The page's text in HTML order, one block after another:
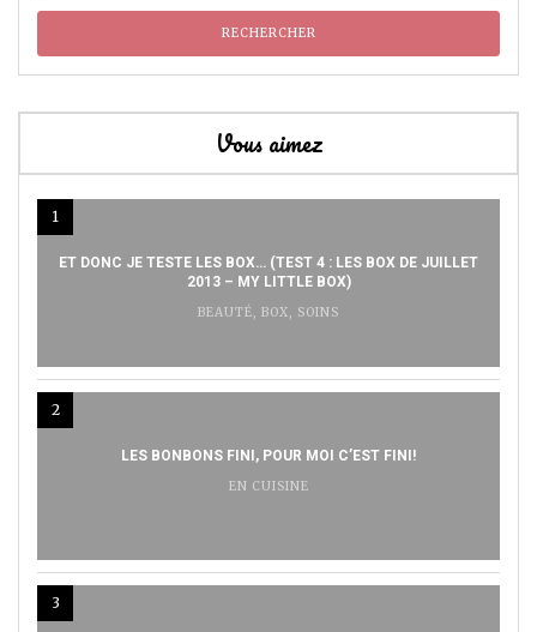
Vous aimez
1
ET DONC JE TESTE LES BOX… (TEST 4 : LES BOX DE JUILLET
2013 – MY LITTLE BOX)
BEAUTÉ BOX SOINS
2
LES BONBONS FINI, POUR MOI C’EST FINI!
EN CUISINE
3